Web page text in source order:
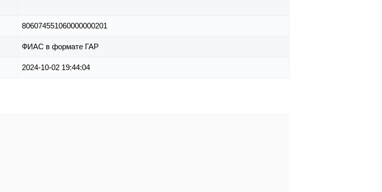
806074551060000000201
ФИАС в формате ГАР
2024-10-02 19:44:04